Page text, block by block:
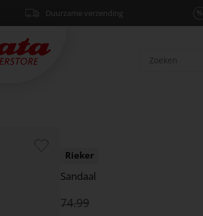
Duurzame verzending %
Rieker
Sandaal
74.99